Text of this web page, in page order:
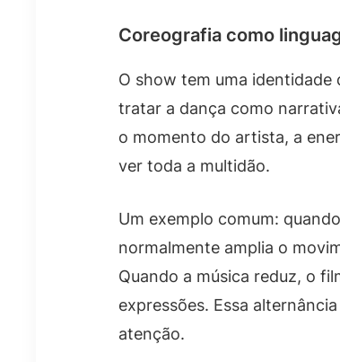
Coreografia como
O show tem uma identidade
tratar a dança como
o momento do artista, a
ver toda a multidão.
Um exemplo comum:
normalmente amplia o
Quando a música reduz, o
expressões. Essa
atenção.